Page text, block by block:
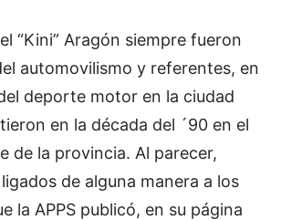
“Kini” Aragón siempre fueron
automovilismo y referentes, en
deporte motor en la ciudad
en la década del ´90 en el
de la provincia. Al parecer,
de alguna manera a los
la APPS publicó, en su página